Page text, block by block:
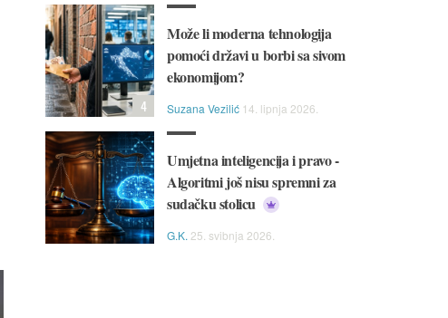
Može li moderna tehnologija
pomoći državi u borbi sa sivom
ekonomijom?
Suzana Vezilić 14. lipnja 2026.
4
Umjetna inteligencija i pravo -
Algoritmi još nisu spremni za
sudačku stolicu
G.K. 25. svibnja 2026.